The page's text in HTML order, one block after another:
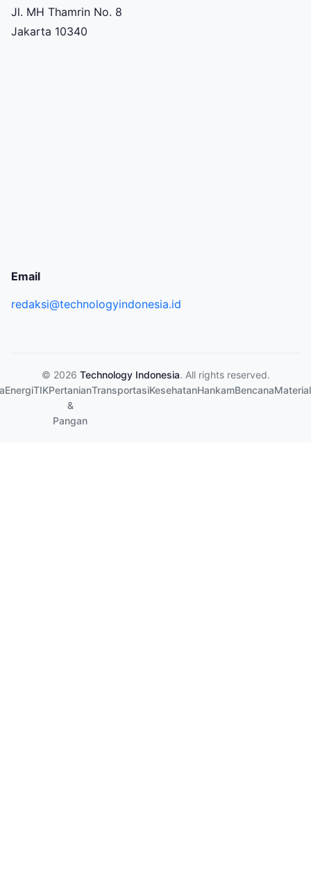
Jl. MH Thamrin No. 8
Jakarta 10340
Email
redaksi@technologyindonesia.id
© 2026 Technology Indonesia. All rights reserved.
EnergiTIKPertanian
&
Pangan
TransportasiKesehatanHankamBencanaMaterial